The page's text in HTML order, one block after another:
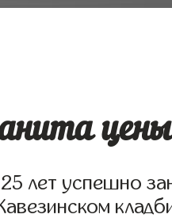
лет успешно